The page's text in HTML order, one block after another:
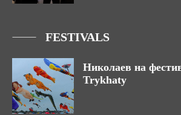
FESTIVALS
Николаев на
Trykhaty